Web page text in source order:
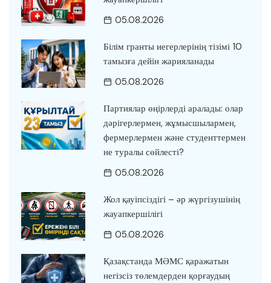
05.08.2026
Білім гранты иегерлерінің тізімі 10
тамызға дейін жарияланады
05.08.2026
Партиялар өңірлерді аралады: олар
дәрігерлермен, жұмысшылармен,
фермерлермен және студенттермен
не туралы сөйлесті?
05.08.2026
Жол қауіпсіздігі – әр жүргізушінің
жауапкершілігі
05.08.2026
Қазақстанда МӘМС қаражатын
негізсіз төлемдерден қорғаудың